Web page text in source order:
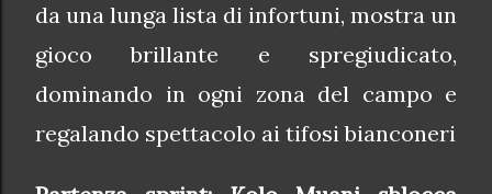
da una lunga lista di infortuni, mostra un
gioco brillante e spregiudicato,
dominando in ogni zona del campo e
regalando spettacolo ai tifosi bianconeri